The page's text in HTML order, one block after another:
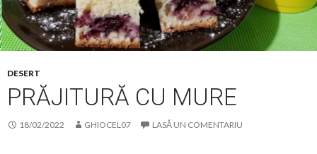
DESERT
PRĂJITURĂ CU MURE
18/02/2022 GHIOCEL07 LASĂ UN COMENTARIU